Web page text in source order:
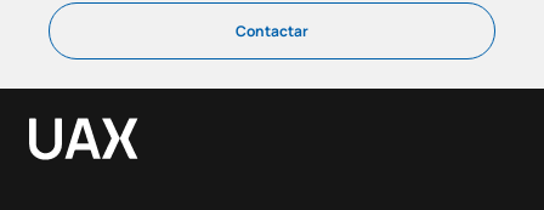
Contactar